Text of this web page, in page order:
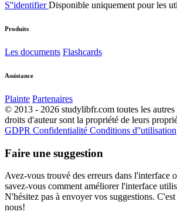
S''identifierDisponible uniquement pour les
Produits
Les documents Flashcards
Assistance
Plainte Partenaires
© 2013 - 2026 studylibfr.com toutes les autres
droits d'auteur sont la propriété de leurs
GDPR Confidentialité Conditions d''utilisation
Faire une suggestion
Avez-vous trouvé des erreurs dans l'interface
savez-vous comment améliorer l'interface
N'hésitez pas à envoyer vos suggestions.
nous!